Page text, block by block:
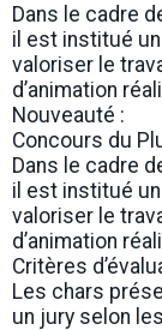
Dans le cadre
il est institué
valoriser le
d’animation
Nouveauté :
Concours du
Dans le cadre
il est institué
valoriser le
d’animation
Critères
Les chars
un jury selon